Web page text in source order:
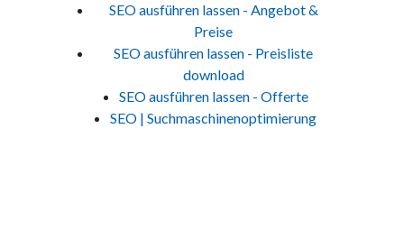
SEO ausführen lassen - Angebot &
Preise
SEO ausführen lassen - Preisliste
download
SEO ausführen lassen - Offerte
SEO | Suchmaschinenoptimierung